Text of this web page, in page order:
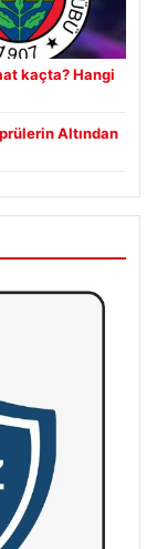
kaçta? Hangi
Altından